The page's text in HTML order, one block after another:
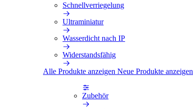
Schnellverriegelung
Ultraminiatur
Wasserdicht nach IP
Widerstandsfähig
Alle Produkte anzeigen Neue Produkte anzeigen
Zubehör